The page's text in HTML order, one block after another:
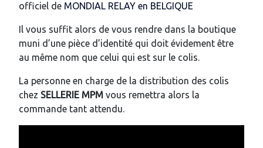
officiel de MONDIAL RELAY en BELGIQUE
Il vous suffit alors de vous rendre dans la boutique
muni d’une pièce d’identité qui doit évidement être
au même nom que celui qui est sur le colis.
La personne en charge de la distribution des colis
chez SELLERIE MPM vous remettra alors la
commande tant attendu.